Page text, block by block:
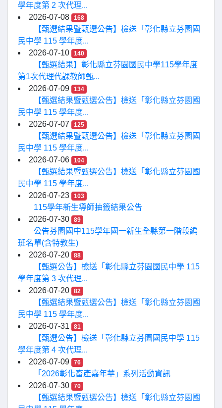
學年度第 2 次代理...
2026-07-08
168
【甄選結果暨甄選公告】檢送「彰化縣立芬園國
民中學 115 學年度...
2026-07-10
140
【甄選結果】彰化縣立芬園國民中學115學年度
第1次代理代課教師甄...
2026-07-09
134
【甄選結果暨甄選公告】檢送「彰化縣立芬園國
民中學 115 學年度...
2026-07-07
125
【甄選結果暨甄選公告】檢送「彰化縣立芬園國
民中學 115 學年度...
2026-07-06
104
【甄選結果暨甄選公告】檢送「彰化縣立芬園國
民中學 115 學年度...
2026-07-23
103
115學年新生導師抽籤結果公告
2026-07-30
89
公告芬園國中115學年國一新生全縣第一階段編
班名單(含特教生)
2026-07-20
88
【甄選公告】檢送「彰化縣立芬園國民中學 115
學年度第 3 次代理...
2026-07-20
82
【甄選結果暨甄選公告】檢送「彰化縣立芬園國
民中學 115 學年度...
2026-07-31
81
【甄選公告】檢送「彰化縣立芬園國民中學 115
學年度第 4 次代理...
2026-07-09
76
「2026彰化畜產嘉年華」系列活動資訊
2026-07-30
70
【甄選結果暨甄選公告】檢送「彰化縣立芬園國